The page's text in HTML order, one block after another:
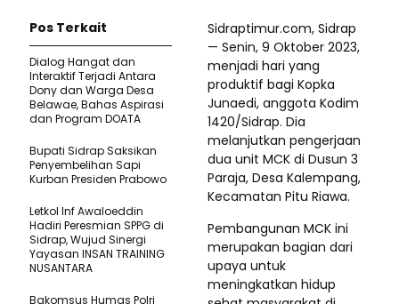
Sidraptimur.com, Sidrap
— Senin, 9 Oktober 2023,
menjadi hari yang
produktif bagi Kopka
Junaedi, anggota Kodim
1420/Sidrap. Dia
melanjutkan pengerjaan
dua unit MCK di Dusun 3
Paraja, Desa Kalempang,
Kecamatan Pitu Riawa.
Pembangunan MCK ini
merupakan bagian dari
upaya untuk
meningkatkan hidup
Pos Terkait
Dialog Hangat dan
Interaktif Terjadi Antara
Dony dan Warga Desa
Belawae, Bahas Aspirasi
dan Program DOATA
Bupati Sidrap Saksikan
Penyembelihan Sapi
Kurban Presiden Prabowo
Letkol Inf Awaloeddin
Hadiri Peresmian SPPG di
Sidrap, Wujud Sinergi
Yayasan INSAN TRAINING
NUSANTARA
Bakomsus Humas Polri